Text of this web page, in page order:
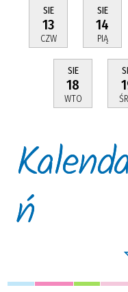
SIE
13
CZW
SIE
14
PIĄ
SIE
18
WTO
ń